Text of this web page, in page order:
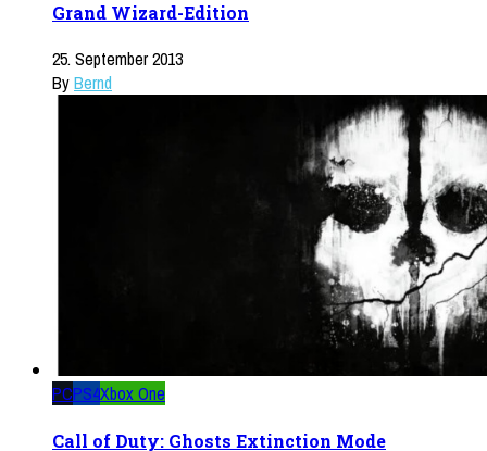
Grand Wizard-Edition
25. September 2013
ByBernd
PCPS4Xbox One
Call of Duty: Ghosts Extinction Mode